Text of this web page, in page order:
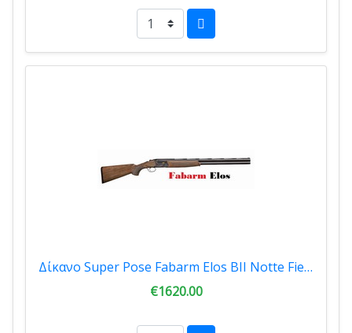
Δίκανο Super Pose Fabarm Elos BII Notte Field Inner HP 12Cal.
€1620.00